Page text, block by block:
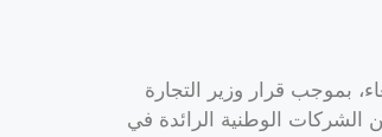
للتجارة والوكالات المحدودة في عام 2005 في صنعاء، بموجب قرار وزير التجارة
أنفسنا كواحدة من الشركات الوطنية الرائدة في